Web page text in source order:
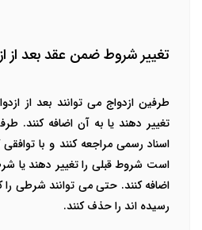
تغییر شروط ضمن عقد بعد از
طرفین ازدواج می توانند بعد از
تغییر دهند یا به آن اضافه کنند.
اسناد رسمی مراجعه کنند و با
است شروط قبلی را تغییر دهند یا
اضافه کنند. حتی می توانند شرطی را
رسیده اند را حذف کنند.